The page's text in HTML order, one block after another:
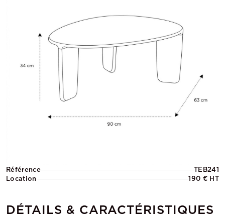
Référence
TEB241
Location
190 € HT
DÉTAILS & CARACTÉRISTIQUES